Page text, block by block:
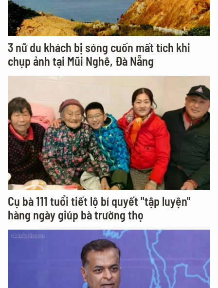
3 nữ du khách bị sóng cuốn mất tích khi
chụp ảnh tại Mũi Nghê, Đà Nẵng
Cụ bà 111 tuổi tiết lộ bí quyết "tập luyện"
hàng ngày giúp bà trường thọ